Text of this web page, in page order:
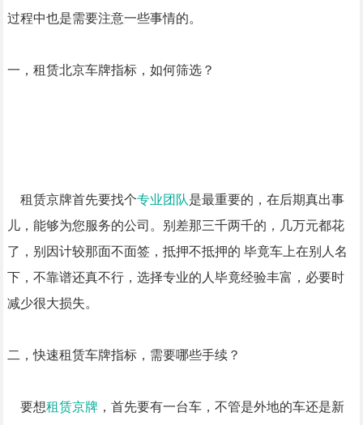
过程中也是需要注意一些事情的。
一，租赁北京车牌指标，如何筛选？
租赁京牌首先要找个专业团队是最重要的，在后期真出事
儿，能够为您服务的公司。别差那三千两千的，几万元都花
了，别因计较那面不面签，抵押不抵押的 毕竟车上在别人名
下，不靠谱还真不行，选择专业的人毕竟经验丰富，必要时
减少很大损失。
二，快速租赁车牌指标，需要哪些手续？
要想租赁京牌，首先要有一台车，不管是外地的车还是新